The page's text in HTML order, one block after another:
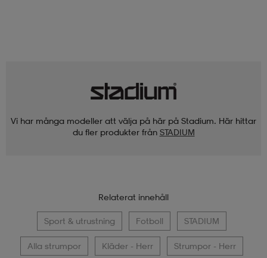
Vi har många modeller att välja på här på Stadium. Här hittar
du fler produkter från STADIUM
Relaterat innehåll
Sport & utrustning Fotboll STADIUM
Alla strumpor Kläder - Herr Strumpor - Herr